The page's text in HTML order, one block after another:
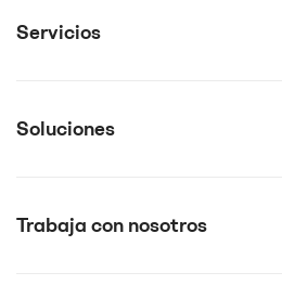
Servicios
Soluciones
Trabaja con nosotros